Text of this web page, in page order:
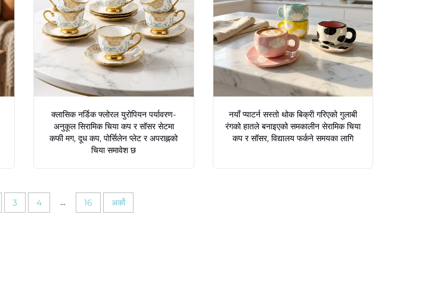
क्लासिक नर्डिक फ्लोरल युरोपियन पर्यावरण-
अनुकूल सिरामिक चिया कप र सॉसर सेटमा
कफी मग, दूध कप, पोर्सिलेन प्लेट र अपराह्नको
चिया समावेश छ
नयाँ प्याटर्न सस्तो थोक बिक्री गरिएको गुलाबी
रंगको हातले बनाइएको समकालीन सेरामिक चिया
कप र सॉसर, विद्यालय फर्कने समयका लागि
3 4 ... 16 अर्को